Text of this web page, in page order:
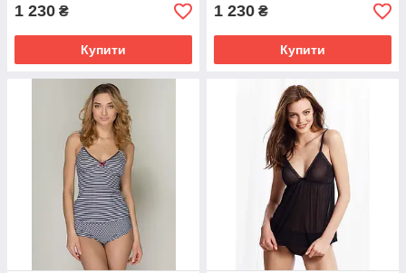
1 230 ₴
Купити
1 230 ₴
Купити